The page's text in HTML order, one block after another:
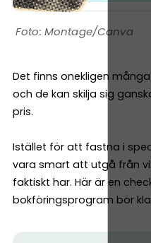
Montage/Canva
Det finns onekligen
och de kan skilja sig
pris.
Istället för att fastna i
vara smart att utgå från
faktiskt har. Här är en
bokföringsprogram bör